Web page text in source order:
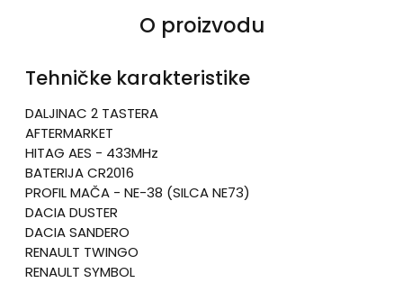
O proizvodu
Tehničke karakteristike
DALJINAC 2 TASTERA
AFTERMARKET
HITAG AES - 433MHz
BATERIJA CR2016
PROFIL MAČA - NE-38 (SILCA NE73)
DACIA DUSTER
DACIA SANDERO
RENAULT TWINGO
RENAULT SYMBOL